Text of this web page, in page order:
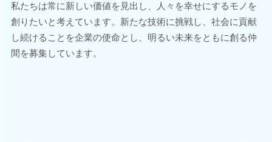
私たちは常に新しい価値を見出し、人々を幸せにするモノを
創りたいと考えています。新たな技術に挑戦し、社会に貢献
し続けることを企業の使命とし、明るい未来をともに創る仲
間を募集しています。